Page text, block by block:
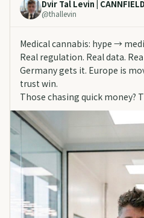
Dvir Tal Levin | CANNFIELD
@thallevin
Medical cannabis: hype →
Real regulation. Real data.
Germany gets it. Europe is
trust win.
Those chasing quick money?